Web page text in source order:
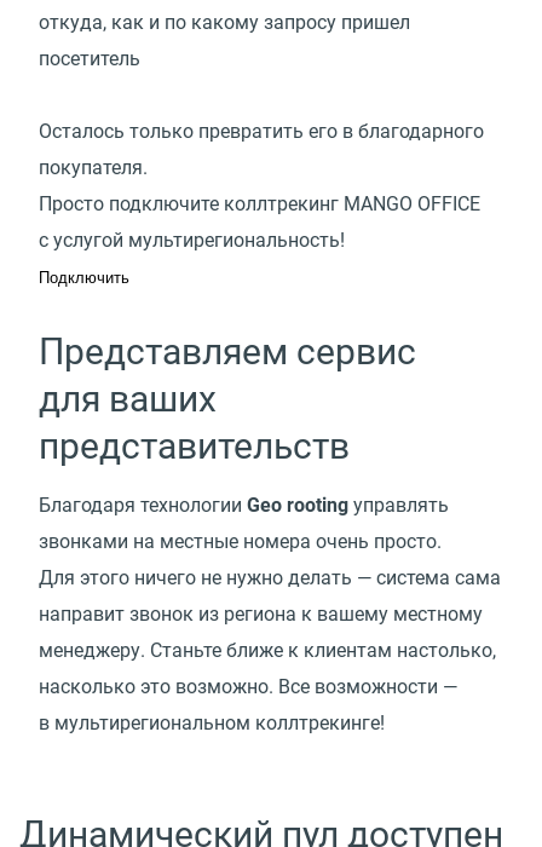
откуда, как и по какому запросу пришел
посетитель
Осталось только превратить его в благодарного
покупателя.
Просто подключите коллтрекинг MANGO OFFICE
с услугой мультирегиональность!
Подключить
Представляем сервис
для ваших
представительств
Благодаря технологии Geo rooting управлять
звонками на местные номера очень просто.
Для этого ничего не нужно делать — система сама
направит звонок из региона к вашему местному
менеджеру. Станьте ближе к клиентам настолько,
насколько это возможно. Все возможности —
в мультирегиональном коллтрекинге!
Динамический пул доступен